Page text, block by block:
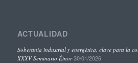
ACTUALIDAD
Soberanía industrial y energética, clave para la
XXXV Seminario Étnor 30/01/2026